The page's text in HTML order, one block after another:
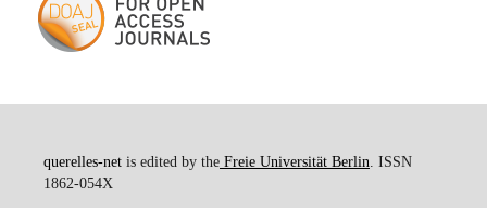
querelles-netis edited by theFreie Universität Berlin . ISSN
1862-054X